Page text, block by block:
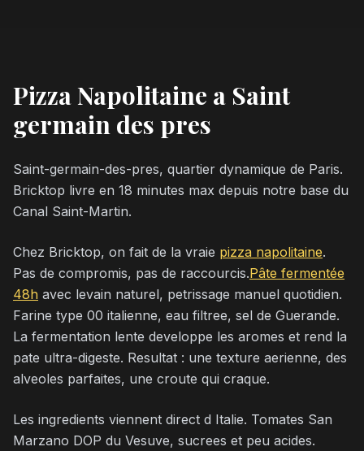
Pizza Napolitaine a Saint
germain des pres
Saint-germain-des-pres, quartier dynamique de Paris.
Bricktop livre en 18 minutes max depuis notre base du
Canal Saint-Martin.
Chez Bricktop, on fait de la vraie pizza napolitaine.
Pas de compromis, pas de raccourcis.Pâte fermentée
48h avec levain naturel, petrissage manuel quotidien.
Farine type 00 italienne, eau filtree, sel de Guerande.
La fermentation lente developpe les aromes et rend la
pate ultra-digeste. Resultat : une texture aerienne, des
alveoles parfaites, une croute qui craque.
Les ingredients viennent direct d Italie. Tomates San
Marzano DOP du Vesuve, sucrees et peu acides.